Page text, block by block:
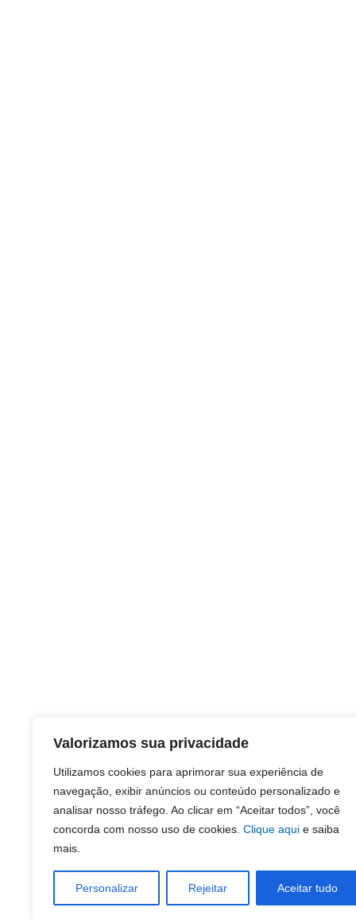
Valorizamos sua privacidade
Utilizamos cookies para aprimorar sua experiência de
navegação, exibir anúncios ou conteúdo personalizado e
analisar nosso tráfego. Ao clicar em “Aceitar todos”, você
concorda com nosso uso de cookies. Clique aqui e saiba
mais.
Personalizar Rejeitar Aceitar tudo